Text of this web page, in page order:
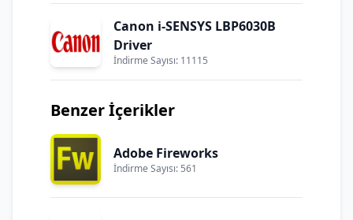
Canon i-SENSYS LBP6030B
Driver
İndirme Sayısı: 11115
Benzer İçerikler
Adobe Fireworks
İndirme Sayısı: 561